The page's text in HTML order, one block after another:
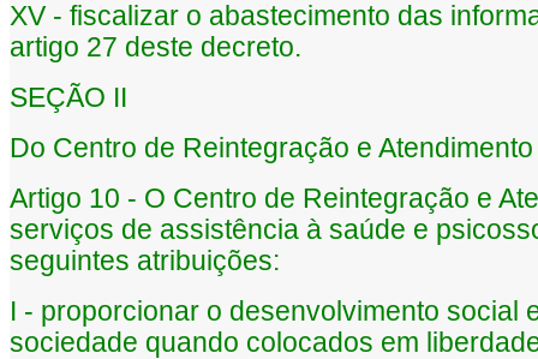
XV - fiscalizar o abastecimento das
artigo 27 deste decreto.
SEÇÃO II
Do Centro de Reintegração e
Artigo 10 - O Centro de Reintegração e
serviços de assistência à saúde e
seguintes atribuições:
I - proporcionar o desenvolvimento social
sociedade quando colocados em